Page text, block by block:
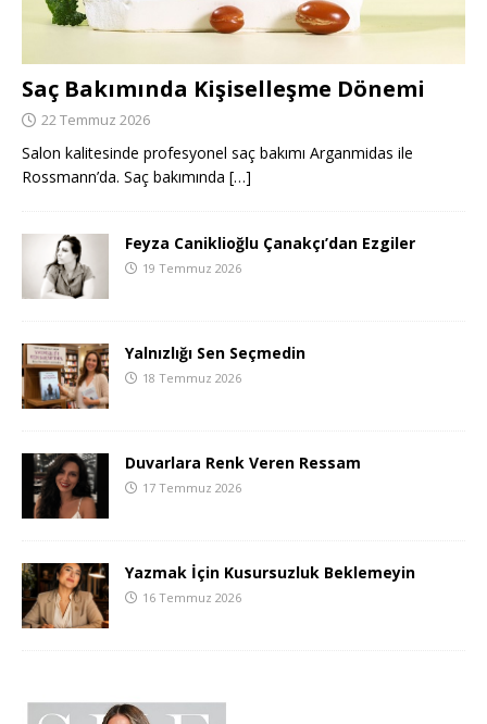
Saç Bakımında Kişiselleşme Dönemi
22 Temmuz 2026
Salon kalitesinde profesyonel saç bakımı Arganmidas ile
Rossmann’da. Saç bakımında […]
Feyza Caniklioğlu Çanakçı’dan Ezgiler
19 Temmuz 2026
Yalnızlığı Sen Seçmedin
18 Temmuz 2026
Duvarlara Renk Veren Ressam
17 Temmuz 2026
Yazmak İçin Kusursuzluk Beklemeyin
16 Temmuz 2026